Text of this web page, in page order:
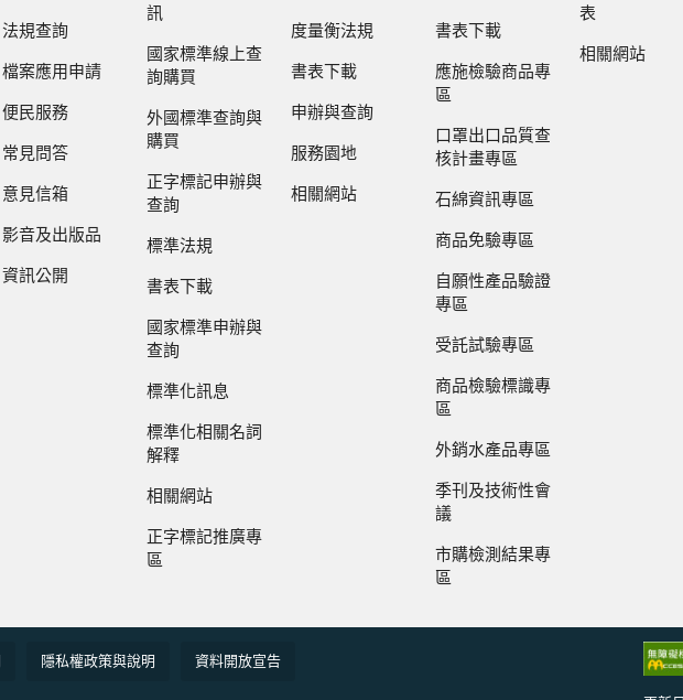
法規查詢
檔案應用申請
便民服務
常見問答
意見信箱
影音及出版品
資訊公開
訊
國家標準線上查
詢購買
外國標準查詢與
購買
正字標記申辦與
查詢
標準法規
書表下載
國家標準申辦與
查詢
標準化訊息
標準化相關名詞
解釋
相關網站
正字標記推廣專
區
度量衡法規
書表下載
申辦與查詢
服務園地
相關網站
書表下載
應施檢驗商品專
區
口罩出口品質查
核計畫專區
石綿資訊專區
商品免驗專區
自願性產品驗證
專區
受託試驗專區
商品檢驗標識專
區
外銷水產品專區
季刊及技術性會
議
市購檢測結果專
區
表
相關網站
隱私權政策與說明 資料開放宣告